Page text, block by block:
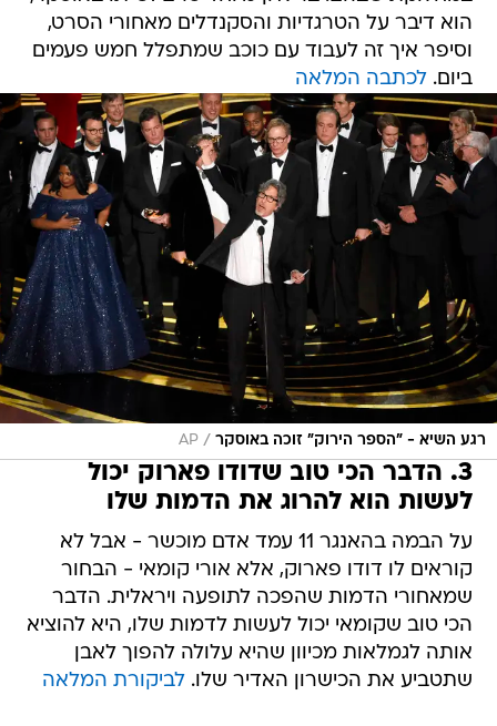
הוא דיבר על הטרגדיות והסקנדלים מאחורי הסרט,
וסיפר איך זה לעבוד עם כוכב שמתפלל חמש פעמים
ביום.לכתבה המלאה
רגע השיא - "הספר הירוק" זוכה באוסקר /
AP
3. הדבר הכי טוב שדודו פארוק יכול
לעשות הוא להרוג את הדמות שלו
על הבמה בהאנגר 11 עמד אדם מוכשר - אבל לא
קוראים לו דודו פארוק, אלא אורי קומאי - הבחור
שמאחורי הדמות שהפכה לתופעה ויראלית. הדבר
הכי טוב שקומאי יכול לעשות לדמות שלו, היא להוציא
אותה לגמלאות מכיוון שהיא עלולה להפוך לאבן
שתטביע את הכישרון האדיר שלו.לביקורת המלאה